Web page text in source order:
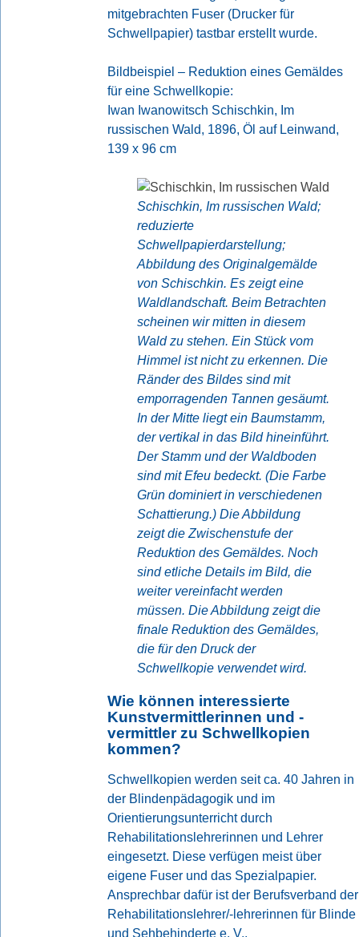
mitgebrachten Fuser (Drucker für
Schwellpapier) tastbar erstellt wurde.
Bildbeispiel – Reduktion eines Gemäldes
für eine Schwellkopie:
Iwan Iwanowitsch Schischkin, Im
russischen Wald, 1896, Öl auf Leinwand,
139 x 96 cm
Schischkin, Im russischen Wald;
reduzierte
Schwellpapierdarstellung;
Abbildung des Originalgemälde
von Schischkin. Es zeigt eine
Waldlandschaft. Beim Betrachten
scheinen wir mitten in diesem
Wald zu stehen. Ein Stück vom
Himmel ist nicht zu erkennen. Die
Ränder des Bildes sind mit
emporragenden Tannen gesäumt.
In der Mitte liegt ein Baumstamm,
der vertikal in das Bild hineinführt.
Der Stamm und der Waldboden
sind mit Efeu bedeckt. (Die Farbe
Grün dominiert in verschiedenen
Schattierung.) Die Abbildung
zeigt die Zwischenstufe der
Reduktion des Gemäldes. Noch
sind etliche Details im Bild, die
weiter vereinfacht werden
müssen. Die Abbildung zeigt die
finale Reduktion des Gemäldes,
die für den Druck der
Schwellkopie verwendet wird.
Wie können interessierte
Kunstvermittlerinnen und -
vermittler zu Schwellkopien
kommen?
Schwellkopien werden seit ca. 40 Jahren in
der Blindenpädagogik und im
Orientierungsunterricht durch
Rehabilitationslehrerinnen und Lehrer
eingesetzt. Diese verfügen meist über
eigene Fuser und das Spezialpapier.
Ansprechbar dafür ist der Berufsverband der
Rehabilitationslehrer/-lehrerinnen für Blinde
und Sehbehinderte e. V..